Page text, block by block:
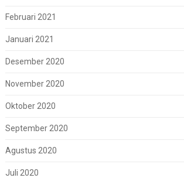
Februari 2021
Januari 2021
Desember 2020
November 2020
Oktober 2020
September 2020
Agustus 2020
Juli 2020